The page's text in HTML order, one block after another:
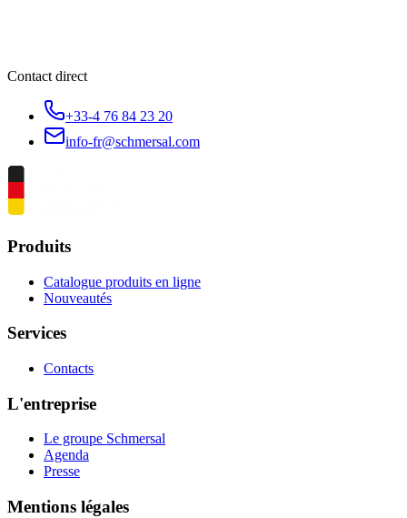
Contact direct
+33-4 76 84 23 20
info-fr@schmersal.com
Produits
Catalogue produits en ligne
Nouveautés
Services
Contacts
L'entreprise
Le groupe Schmersal
Agenda
Presse
Mentions légales